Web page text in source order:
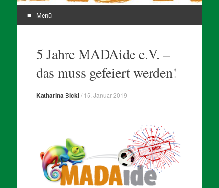
Menü
springen5 Jahre MADAide e.V. –
das muss gefeiert werden!
Katharina Bickl/ 15. Januar 2019